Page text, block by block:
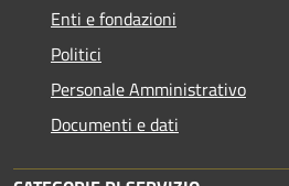
Enti e fondazioni
Politici
Personale Amministrativo
Documenti e dati